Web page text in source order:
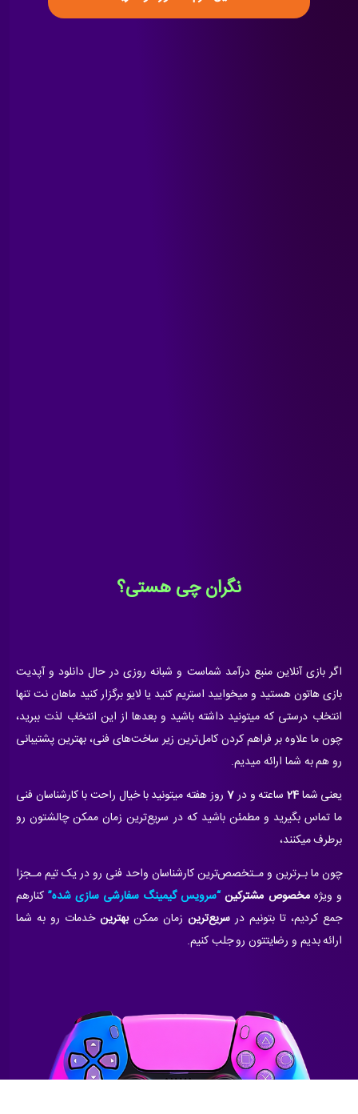
نگران چی هستی؟
اگر بازی آنلاین منبع درآمد شماست و شبانه روزی در حال دانلود و آپدیت
بازی هاتون هستید و میخوایید استریم کنید یا لایو برگزار کنید ماهان‌ نت تنها
انتخاب درستی که میتونید داشته باشید و بعدها از این انتخاب لذت ببرید،
چون ما علاوه بر فراهم کردن کامل‌ترین زیر ساخت‌های فنی، بهترین پشتیبانی
رو هم به شما ارائه میدیم.
یعنی شما24 ساعته و در7 روز هفته میتونید با خیال راحت با کارشناسان فنی
ما تماس بگیرید و مطمئن باشید که در سریع‌ترین زمان ممکن چالشتون رو
برطرف میکنند،
چون ما بـرترین و مـتخصص‌ترین کارشناسان واحد فنی رو در یک تیم مـجزا
و ویژهمخصوص مشترکین “سرویس‌ گیمینگ سفارشی سازی شده” کنارهم
جمع کردیم، تا بتونیم در سریع‌ترینزمان ممکنبهترینخدمات رو به شما
ارائه بدیم و رضایتتون رو جلب کنیم.